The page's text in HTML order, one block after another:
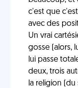
c'est que
avec des
Un vrai
gosse (alors,
lui passe
deux, trois
la religion (du